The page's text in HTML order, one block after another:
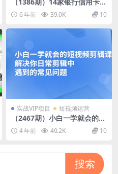
额详细操作攻略：让你实现提
额的“小梦想”
6 年前 39.0K 10
实战VIP项目 短视频运营
（2467期）小白一学就会的短
视频剪辑课，解决你日常剪辑
中遇到的常见问题
4 年前 40.2K 10
搜索